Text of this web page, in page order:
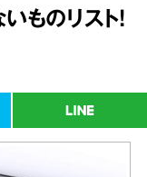
ものリスト！